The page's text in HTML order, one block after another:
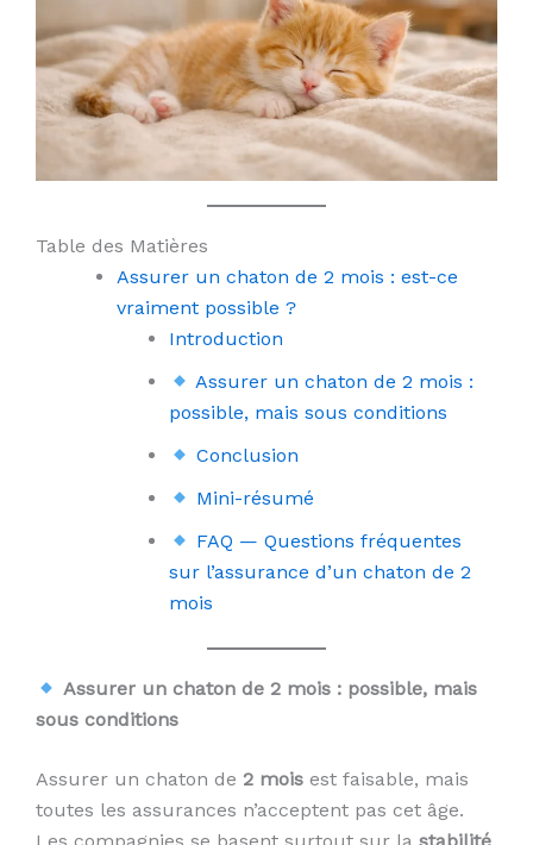
Table des Matières
Assurer un chaton de 2 mois : est-ce
vraiment possible ?
Introduction
Assurer un chaton de 2 mois :
possible, mais sous conditions
Conclusion
Mini-résumé
FAQ — Questions fréquentes
sur l’assurance d’un chaton de 2
mois
Assurer un chaton de 2 mois : possible, mais
sous conditions
Assurer un chaton de 2 mois est faisable, mais
toutes les assurances n’acceptent pas cet âge.